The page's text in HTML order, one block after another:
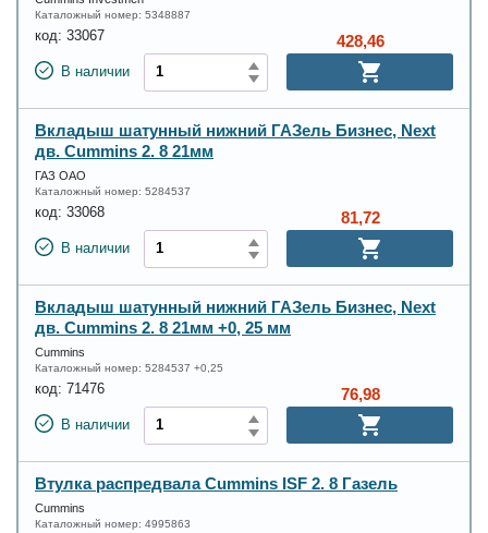
Каталожный номер: 5348887
код: 33067
В наличии
428,46
Вкладыш шатунный нижний ГАЗель Бизнес, Next
дв. Cummins 2. 8 21мм
ГАЗ ОАО
Каталожный номер: 5284537
код: 33068
В наличии
81,72
Вкладыш шатунный нижний ГАЗель Бизнес, Next
дв. Cummins 2. 8 21мм +0, 25 мм
Cummins
Каталожный номер: 5284537 +0,25
код: 71476
В наличии
76,98
Втулка распредвала Cummins ISF 2. 8 Газель
Cummins
Каталожный номер: 4995863